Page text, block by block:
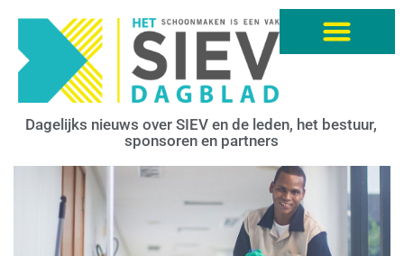
Dagelijks nieuws over SIEV en de leden, het bestuur,
sponsoren en partners